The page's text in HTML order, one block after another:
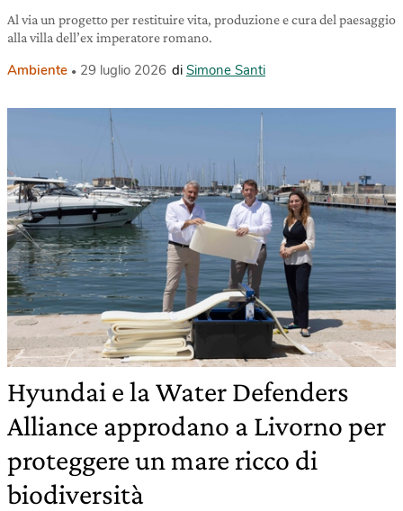
Al via un progetto per restituire vita, produzione e cura del paesaggio
alla villa dell’ex imperatore romano.
Ambiente 29 luglio 2026 di Simone Santi
Hyundai e la Water Defenders
Alliance approdano a Livorno per
proteggere un mare ricco di
biodiversità